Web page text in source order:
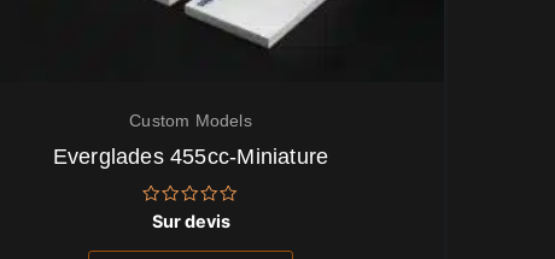
Custom Models
Everglades 455cc-Miniature
Note
0
sur
Sur devis